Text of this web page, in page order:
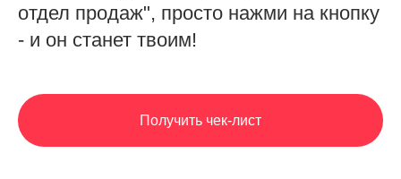
отдел продаж", просто нажми на кнопку
- и он станет твоим!
Получить чек-лист